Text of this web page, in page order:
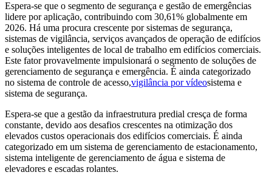
Espera-se que o segmento de segurança e gestão de emergências
lidere por aplicação, contribuindo com 30,61% globalmente em
2026. Há uma procura crescente por sistemas de segurança,
sistemas de vigilância, serviços avançados de operação de edifícios
e soluções inteligentes de local de trabalho em edifícios comerciais.
Este fator provavelmente impulsionará o segmento de soluções de
gerenciamento de segurança e emergência. É ainda categorizado
no sistema de controle de acesso,vigilância por vídeosistema e
sistema de segurança.
Espera-se que a gestão da infraestrutura predial cresça de forma
constante, devido aos desafios crescentes na otimização dos
elevados custos operacionais dos edifícios comerciais. É ainda
categorizado em um sistema de gerenciamento de estacionamento,
sistema inteligente de gerenciamento de água e sistema de
elevadores e escadas rolantes.